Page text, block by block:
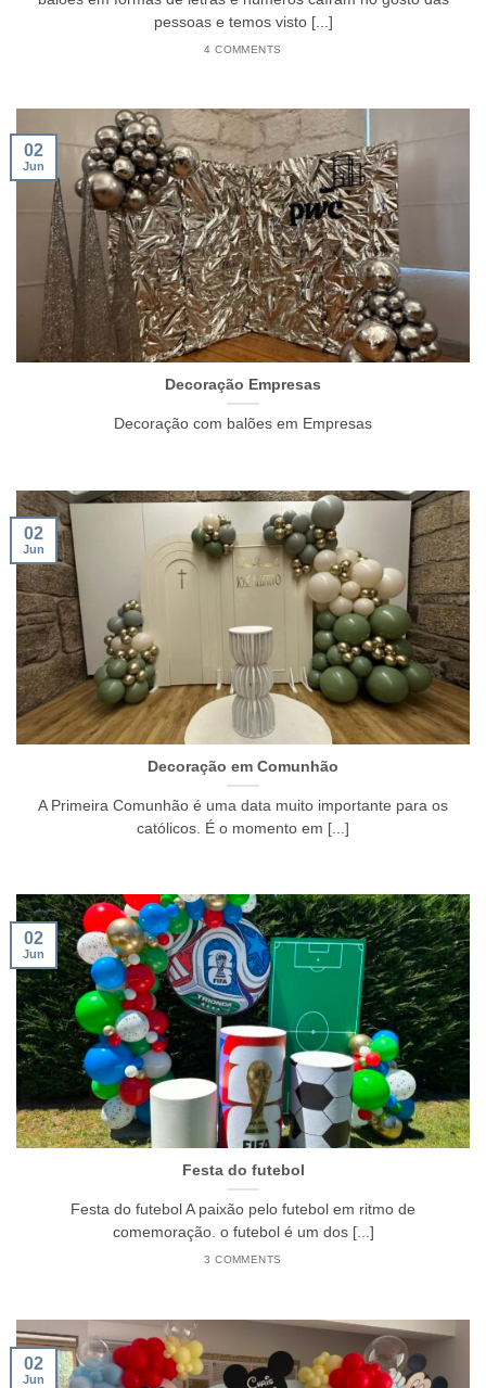
pessoas e temos visto [...]
4 COMMENTS
Decoração Empresas
Decoração com balões em Empresas
02
Jun
Decoração em Comunhão
A Primeira Comunhão é uma data muito importante para os
católicos. É o momento em [...]
02
Jun
Festa do futebol
Festa do futebol A paixão pelo futebol em ritmo de
comemoração. o futebol é um dos [...]
3 COMMENTS
02
Jun
02
Jun